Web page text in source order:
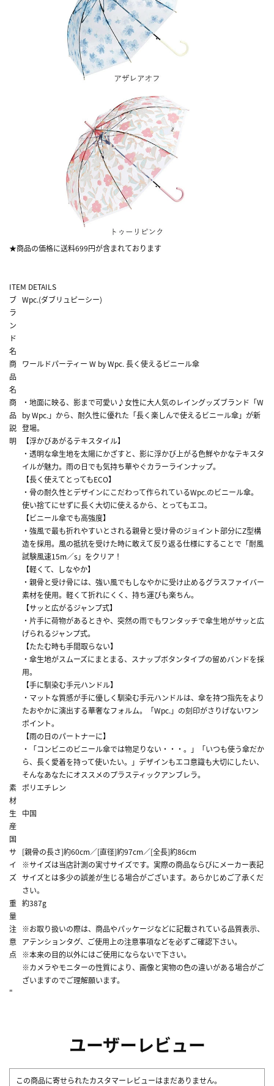
★商品の価格に送料699円が含まれております
ITEM DETAILS
ブ
ラ
ン
ド
名
Wpc.(ダブリュピーシー)
商
品
名
ワールドパーティー W by Wpc. 長く使えるビニール傘
商
品
説
明
・地面に映る、影まで可愛い♪女性に大人気のレイングッズブランド「W
by Wpc.」から、耐久性に優れた「長く楽しんで使えるビニール傘」が新
登場。
【浮かびあがるテキスタイル】
・透明な傘生地を太陽にかざすと、影に浮かび上がる色鮮やかなテキスタ
イルが魅力。雨の日でも気持ち華やぐカラーラインナップ。
【長く使えてとってもECO】
・骨の耐久性とデザインにこだわって作られているWpc.のビニール傘。
使い捨てにせずに長く大切に使えるから、とってもエコ。
【ビニール傘でも高強度】
・強風で最も折れやすいとされる親骨と受け骨のジョイント部分にZ型構
造を採用。風の抵抗を受けた時に敢えて反り返る仕様にすることで「耐風
試験風速15m／s」をクリア！
【軽くて、しなやか】
・親骨と受け骨には、強い風でもしなやかに受け止めるグラスファイバー
素材を使用。軽くて折れにくく、持ち運びも楽ちん。
【サッと広がるジャンプ式】
・片手に荷物があるときや、突然の雨でもワンタッチで傘生地がサッと広
げられるジャンプ式。
【たたむ時も手間取らない】
・傘生地がスムーズにまとまる、スナップボタンタイプの留めバンドを採
用。
【手に馴染む手元ハンドル】
・マットな質感が手に優しく馴染む手元ハンドルは、傘を持つ指先をより
たおやかに演出する華奢なフォルム。「Wpc.」の刻印がさりげないワン
ポイント。
【雨の日のパートナーに】
・「コンビニのビニール傘では物足りない・・・。」「いつも使う傘だか
ら、長く愛着を持って使いたい。」デザインもエコ意識も大切にしたい、
そんなあなたにオススメのプラスティックアンブレラ。
素
材
ポリエチレン
生
産
国
中国
サ
イ
ズ
[親骨の長さ]約60cm／[直径]約97cm／[全長]約86cm
※サイズは当店計測の実寸サイズです。実際の商品ならびにメーカー表記
サイズとは多少の誤差が生じる場合がございます。あらかじめご了承くだ
さい。
重
量
約387g
注
意
点
※お取り扱いの際は、商品やパッケージなどに記載されている品質表示、
アテンションタグ、ご使用上の注意事項などを必ずご確認下さい。
※本来の目的以外にはご使用にならないで下さい。
※カメラやモニターの性質により、画像と実物の色の違いがある場合がご
ざいますのでご理解願います。
"
ユーザーレビュー
この商品に寄せられたカスタマーレビューはまだありません。